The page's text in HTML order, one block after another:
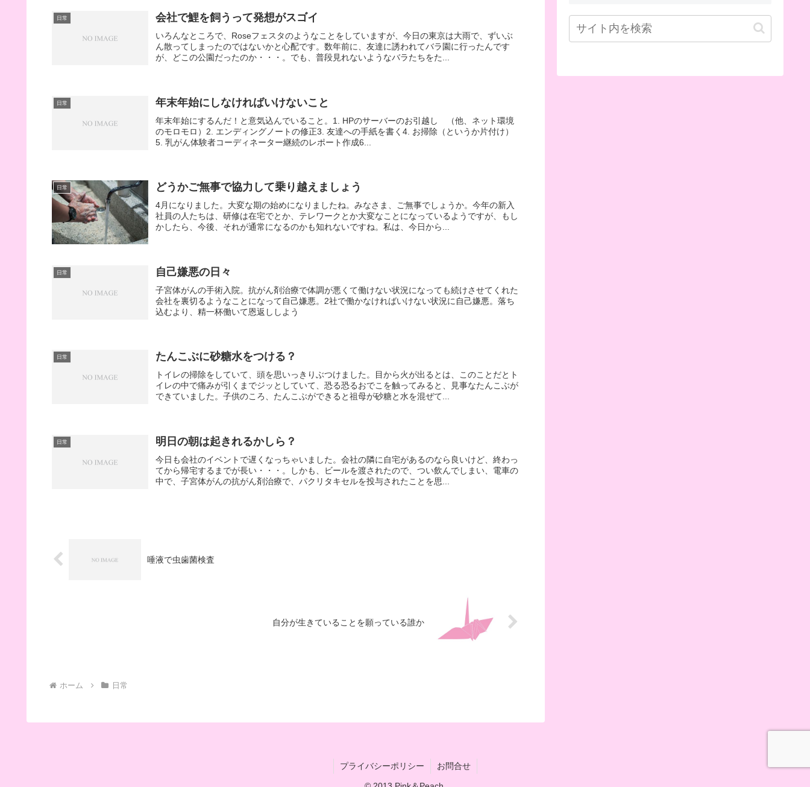
日常 会社で鯉を飼うって発想がスゴイ
いろんなところで、Roseフェスタのようなことをしていますが、今日の東京は大雨で、ずいぶ
ん散ってしまったのではないかと心配です。数年前に、友達に誘われてバラ園に行ったんです
が、どこの公園だったのか・・・。でも、普段見れないようなバラたちをた...
日常 年末年始にしなければいけないこと
年末年始にするんだ！と意気込んでいること。1. HPのサーバーのお引越し （他、ネット環境
のモロモロ）2. エンディングノートの修正3. 友達への手紙を書く4. お掃除（というか片付け）
5. 乳がん体験者コーディネーター継続のレポート作成6...
日常 どうかご無事で協力して乗り越えましょう
4月になりました。大変な期の始めになりましたね。みなさま、ご無事でしょうか。今年の新入
社員の人たちは、研修は在宅でとか、テレワークとか大変なことになっているようですが、もし
かしたら、今後、それが通常になるのかも知れないですね。私は、今日から...
日常 自己嫌悪の日々
子宮体がんの手術入院。抗がん剤治療で体調が悪くて働けない状況になっても続けさせてくれた
会社を裏切るようなことになって自己嫌悪。2社で働かなければいけない状況に自己嫌悪。落ち
込むより、精一杯働いて恩返ししよう
日常 たんこぶに砂糖水をつける？
トイレの掃除をしていて、頭を思いっきりぶつけました。目から火が出るとは、このことだとト
イレの中で痛みが引くまでジッとしていて、恐る恐るおでこを触ってみると、見事なたんこぶが
できていました。子供のころ、たんこぶができると祖母が砂糖と水を混ぜて...
日常 明日の朝は起きれるかしら？
今日も会社のイベントで遅くなっちゃいました。会社の隣に自宅があるのなら良いけど、終わっ
てから帰宅するまでが長い・・・。しかも、ビールを渡されたので、つい飲んでしまい、電車の
中で、子宮体がんの抗がん剤治療で、パクリタキセルを投与されたことを思...
唾液で虫歯菌検査
自分が生きていることを願っている誰か
ホーム 日常
プライバシーポリシー お問合せ